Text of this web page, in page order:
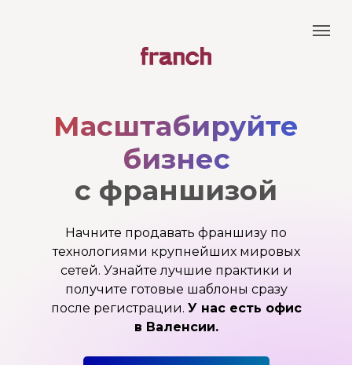
с франшизой
Масштабируйте
бизнес
Начните продавать франшизу по
технологиями крупнейших мировых
сетей. Узнайте лучшие практики и
получите готовые шаблоны сразу
после регистрации. У нас есть офис
в Валенсии.